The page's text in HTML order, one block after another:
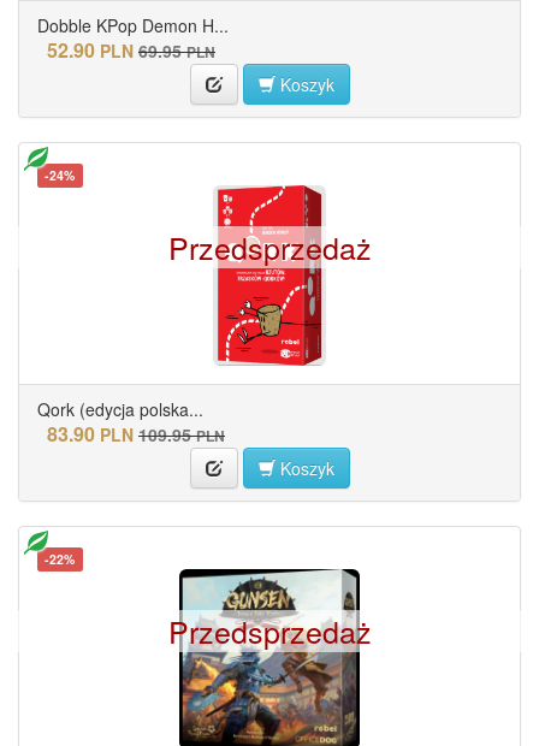
Dobble KPop Demon H...
52.90 PLN 69.95 PLN
Koszyk
-24%
Qork (edycja polska...
83.90 PLN 109.95 PLN
Koszyk
Przedsprzedaż
-22%
Przedsprzedaż